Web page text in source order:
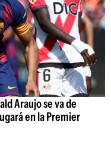
Araujo se va de
en la Premier